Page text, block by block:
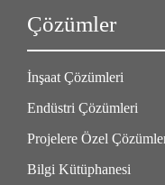
Çözümler
İnşaat Çözümleri
Endüstri Çözümleri
Projelere Özel
Bilgi Kütüphanesi